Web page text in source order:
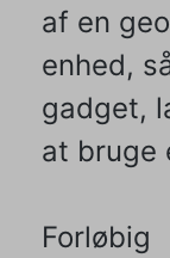
af en
enhed,
gadget,
at bruge
Forløbig